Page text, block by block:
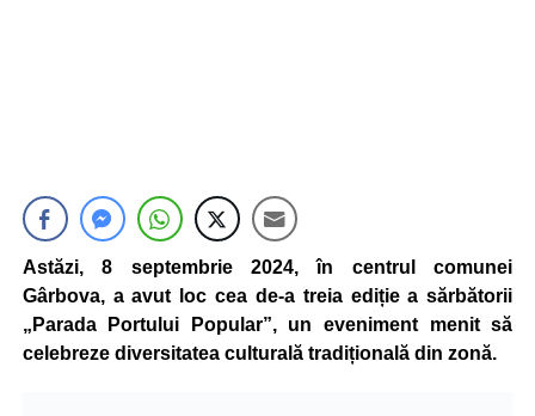
Astăzi, 8 septembrie 2024, în centrul comunei
Gârbova, a avut loc cea de-a treia ediție a sărbătorii
„Parada Portului Popular”, un eveniment menit să
celebreze diversitatea culturală tradițională din zonă.